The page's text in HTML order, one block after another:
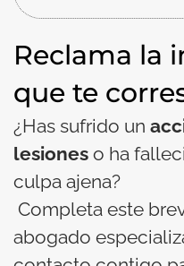
Reclama la
que te
¿Has sufrido un
lesiones o ha
culpa ajena?
Completa este
abogado